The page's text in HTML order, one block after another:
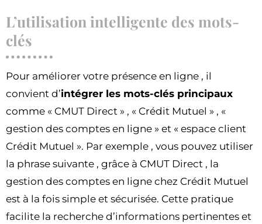
L’utilisation intelligente des mots-
clés
Pour améliorer votre présence en ligne , il
convient d’intégrer les mots-clés principaux
comme « CMUT Direct » , « Crédit Mutuel » , «
gestion des comptes en ligne » et « espace client
Crédit Mutuel ». Par exemple , vous pouvez utiliser
la phrase suivante , grâce à CMUT Direct , la
gestion des comptes en ligne chez Crédit Mutuel
est à la fois simple et sécurisée. Cette pratique
facilite la recherche d’informations pertinentes et